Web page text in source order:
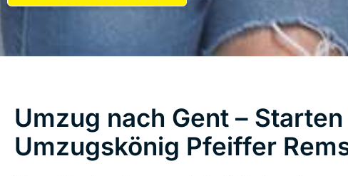
Umzug nach Gent –
Umzugskönig Pfeiffer